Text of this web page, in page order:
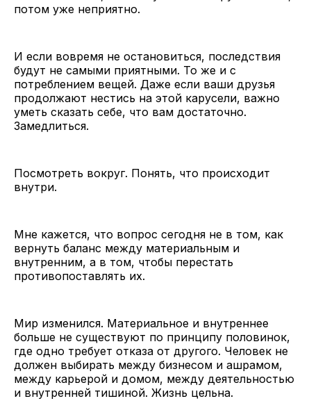
потом уже неприятно.
И если вовремя не остановиться, последствия
будут не самыми приятными. То же и с
потреблением вещей. Даже если ваши друзья
продолжают нестись на этой карусели, важно
уметь сказать себе, что вам достаточно.
Замедлиться.
Посмотреть вокруг. Понять, что происходит
внутри.
Мне кажется, что вопрос сегодня не в том, как
вернуть баланс между материальным и
внутренним, а в том, чтобы перестать
противопоставлять их.
Мир изменился. Материальное и внутреннее
больше не существуют по принципу половинок,
где одно требует отказа от другого. Человек не
должен выбирать между бизнесом и ашрамом,
между карьерой и домом, между деятельностью
и внутренней тишиной. Жизнь цельна.